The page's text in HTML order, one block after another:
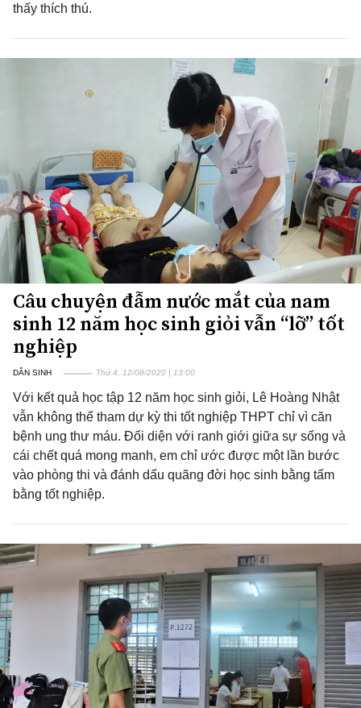
thấy thích thú.
Câu chuyện đẫm nước mắt của nam
sinh 12 năm học sinh giỏi vẫn “lỡ” tốt
nghiệp
DÂN SINH Thứ 4, 12/08/2020 | 13:00
Với kết quả học tập 12 năm học sinh giỏi, Lê Hoàng Nhật
vẫn không thể tham dự kỳ thi tốt nghiệp THPT chỉ vì căn
bệnh ung thư máu. Đối diện với ranh giới giữa sự sống và
cái chết quá mong manh, em chỉ ước được một lần bước
vào phòng thi và đánh dấu quãng đời học sinh bằng tấm
bằng tốt nghiệp.